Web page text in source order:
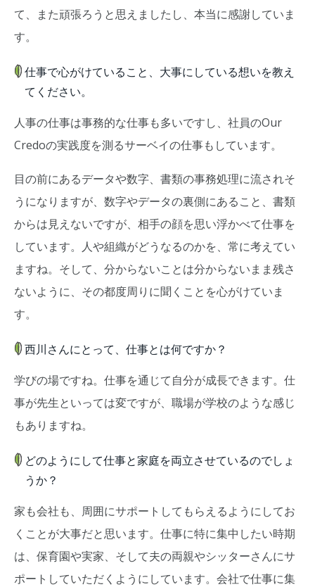
て、また頑張ろうと思えましたし、本当に感謝していま
す。
仕事で心がけていること、大事にしている想いを教え
てください。
人事の仕事は事務的な仕事も多いですし、社員のOur
Credoの実践度を測るサーベイの仕事もしています。
目の前にあるデータや数字、書類の事務処理に流されそ
うになりますが、数字やデータの裏側にあること、書類
からは見えないですが、相手の顔を思い浮かべて仕事を
しています。人や組織がどうなるのかを、常に考えてい
ますね。そして、分からないことは分からないまま残さ
ないように、その都度周りに聞くことを心がけていま
す。
西川さんにとって、仕事とは何ですか？
学びの場ですね。仕事を通じて自分が成長できます。仕
事が先生といっては変ですが、職場が学校のような感じ
もありますね。
どのようにして仕事と家庭を両立させているのでしょ
うか？
家も会社も、周囲にサポートしてもらえるようにしてお
くことが大事だと思います。仕事に特に集中したい時期
は、保育園や実家、そして夫の両親やシッターさんにサ
ポートしていただくようにしています。会社で仕事に集